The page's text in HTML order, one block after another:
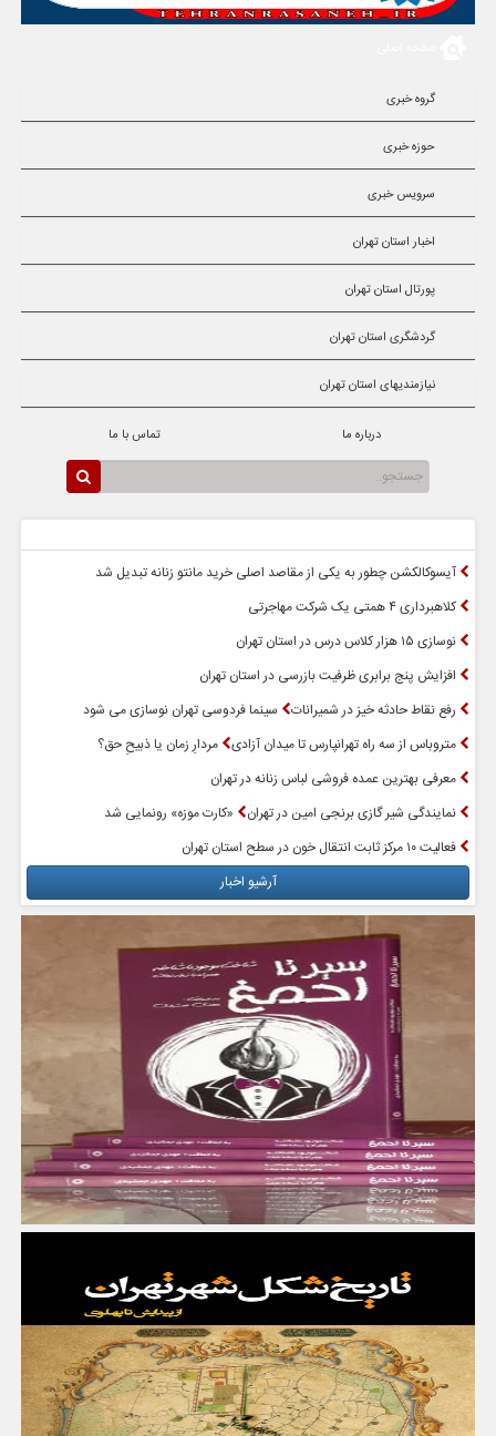
گروه خبری
حوزه خبری
سرویس خبری
اخبار استان تهران
پورتال استان تهران
گردشگری استان تهران
نیازمندیهای استان تهران
درباره ما تماس با ما
آیسوکالکشن چطور به یکی از مقاصد اصلی خرید مانتو زنانه تبدیل شد
کلاهبرداری ۴ همتی یک شرکت مهاجرتی
نوسازی ۱۵ هزار کلاس درس در استان تهران
افزایش پنج برابری ظرفیت بازرسی در استان تهران
رفع نقاط حادثه خیز در شمیرانات
سینما فردوسی تهران نوسازی می شود
متروباس از سه راه تهرانپارس تا میدان آزادی مردارِ زمان یا ذبیحِ حق؟
معرفی بهترین عمده فروشی لباس زنانه در تهران
نمایندگی شیر گازی برنجی امین در تهران
«کارت موزه» رونمایی شد
فعالیت ۱۰ مرکز ثابت انتقال خون در سطح استان تهران
آرشیو اخبار